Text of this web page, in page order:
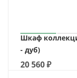
Шкаф
- дуб)
20 560₽